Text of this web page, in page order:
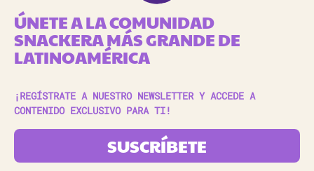
ÚNETE A LA COMUNIDAD
SNACKERA MÁS GRANDE DE
LATINOAMÉRICA
¡REGÍSTRATE A NUESTRO NEWSLETTER Y ACCEDE A
CONTENIDO EXCLUSIVO PARA TI!
SUSCRÍBETE